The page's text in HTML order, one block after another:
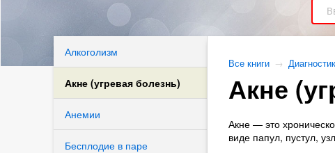
Алкоголизм
Акне (угревая болезнь)
Анемии
Бесплодие в паре
Все книги →
Акне
Акне — это
виде папул, пустул,